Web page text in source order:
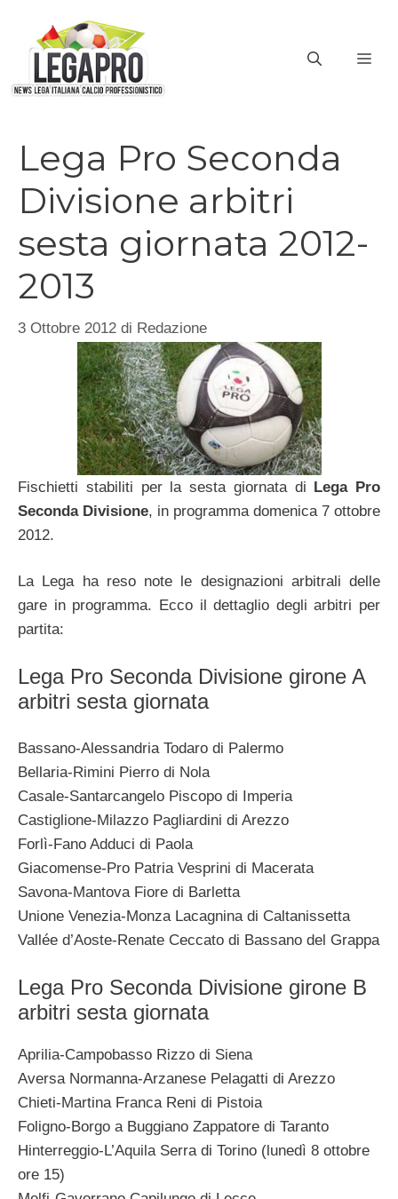
contenuto
Lega Pro Seconda
Divisione arbitri
sesta giornata 2012-
2013
3 Ottobre 2012 di Redazione
Fischietti stabiliti per la sesta giornata di Lega Pro
Seconda Divisione, in programma domenica 7 ottobre
2012.
La Lega ha reso note le designazioni arbitrali delle
gare in programma. Ecco il dettaglio degli arbitri per
partita:
Lega Pro Seconda Divisione girone A
arbitri sesta giornata
Bassano-Alessandria Todaro di Palermo
Bellaria-Rimini Pierro di Nola
Casale-Santarcangelo Piscopo di Imperia
Castiglione-Milazzo Pagliardini di Arezzo
Forlì-Fano Adduci di Paola
Giacomense-Pro Patria Vesprini di Macerata
Savona-Mantova Fiore di Barletta
Unione Venezia-Monza Lacagnina di Caltanissetta
Vallée d’Aoste-Renate Ceccato di Bassano del Grappa
Lega Pro Seconda Divisione girone B
arbitri sesta giornata
Aprilia-Campobasso Rizzo di Siena
Aversa Normanna-Arzanese Pelagatti di Arezzo
Chieti-Martina Franca Reni di Pistoia
Foligno-Borgo a Buggiano Zappatore di Taranto
Hinterreggio-L’Aquila Serra di Torino (lunedì 8 ottobre
ore 15)